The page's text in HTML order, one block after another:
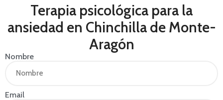
Terapia psicológica para la
ansiedad en Chinchilla de Monte-
Aragón
Nombre
Email